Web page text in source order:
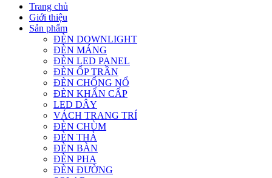
Trang chủ
Giới thiệu
Sản phẩm
ĐÈN DOWNLIGHT
ĐÈN MÁNG
ĐÈN LED PANEL
ĐÈN ỐP TRẦN
ĐÈN CHỐNG NỔ
ĐÈN KHẨN CẤP
LED DÂY
VÁCH TRANG TRÍ
ĐÈN CHÙM
ĐÈN THẢ
ĐÈN BÀN
ĐÈN PHA
ĐÈN ĐƯỜNG